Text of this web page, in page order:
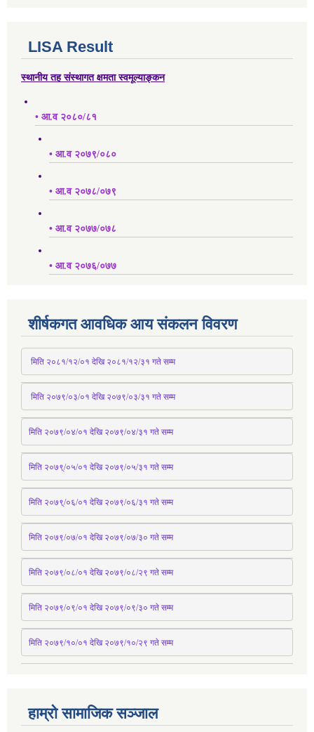
LISA Result
स्थानीय तह संस्थागत क्षमता स्वमूल्याङ्कन
• आ.व २०८०/८१
• आ.व २०७९/०८०
• आ.व २०७८/०७९
• आ.व २०७७/०७८
• आ.व २०७६/०७७
शीर्षकगत आवधिक आय संकलन विवरण
मिति २०८१/१२/०१ देखि २०८१/१२/३१ गते सम्म
मिति २०७९/०३/०१ देखि २०७९/०३/३१ गते सम्म
मिति २०७९/०४/०१ देखि २०७९/०४/३१ गते सम्म
मिति २०७९्/०५/०१ देखि २०७९/०५/३१ गते सम्म
मिति २०७९्/०६/०१ देखि २०७९/०६/३१ गते सम्म
मिति २०७९/०७/०१ देखि २०७९/०७/३० गते सम्म
मिति २०७९/०८/०१ देखि २०७९/०८/२९ गते सम्म
मिति २०७९/०९/०१ देखि २०७९/०९/३० गते सम्म
मिति २०७९/१०/०१ देखि २०७९/१०/२९ गते सम्म
हाम्रो सामाजिक सञ्जाल